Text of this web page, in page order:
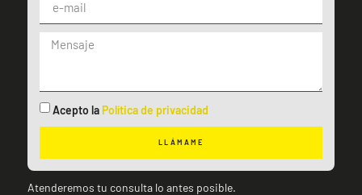
Acepto la Política de privacidad
LLÁMAME
Atenderemos tu consulta lo antes posible.